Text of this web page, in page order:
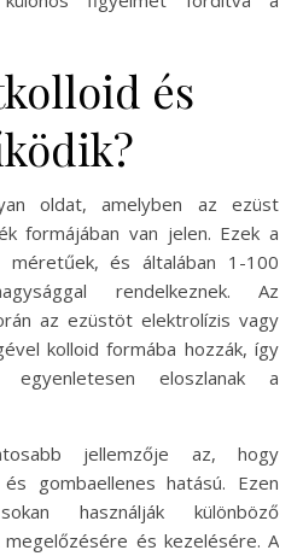
és
oldat, amelyben az ezüst
formájában van jelen. Ezek a
méretűek, és általában 1-100
rendelkeznek. Az
az ezüstöt elektrolízis vagy
kolloid formába hozzák, így
eloszlanak a
jellemzője az, hogy
gombaellenes hatású. Ezen
használják különböző
és kezelésére. A